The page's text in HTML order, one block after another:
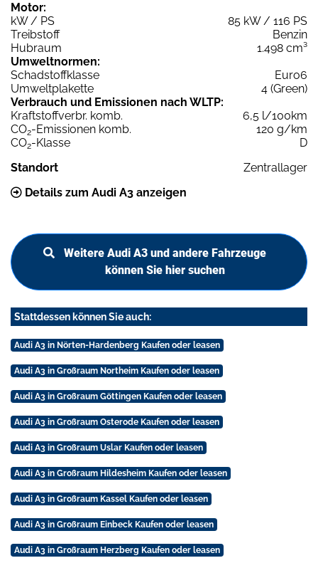
Motor:
kW / PS
85 kW / 116 PS
Treibstoff
Benzin
Hubraum
1.498 cm³
Umweltnormen:
Schadstoffklasse
Euro6
Umweltplakette
4 (Green)
Verbrauch und Emissionen nach WLTP:
Kraftstoffverbr. komb.
6,5 l/100km
CO2-Emissionen komb.
120 g/km
CO2-Klasse
D
Standort
Zentrallager
Details zum Audi A3 anzeigen
Weitere Audi A3 und andere Fahrzeuge
können Sie hier suchen
Stattdessen können Sie auch:
Audi A3 in Nörten-Hardenberg Kaufen oder leasen
Audi A3 in Großraum Northeim Kaufen oder leasen
Audi A3 in Großraum Göttingen Kaufen oder leasen
Audi A3 in Großraum Osterode Kaufen oder leasen
Audi A3 in Großraum Uslar Kaufen oder leasen
Audi A3 in Großraum Hildesheim Kaufen oder leasen
Audi A3 in Großraum Kassel Kaufen oder leasen
Audi A3 in Großraum Einbeck Kaufen oder leasen
Audi A3 in Großraum Herzberg Kaufen oder leasen